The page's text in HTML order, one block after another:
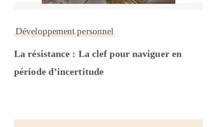
Développement personnel
La résistance : La clef pour naviguer en
période d’incertitude